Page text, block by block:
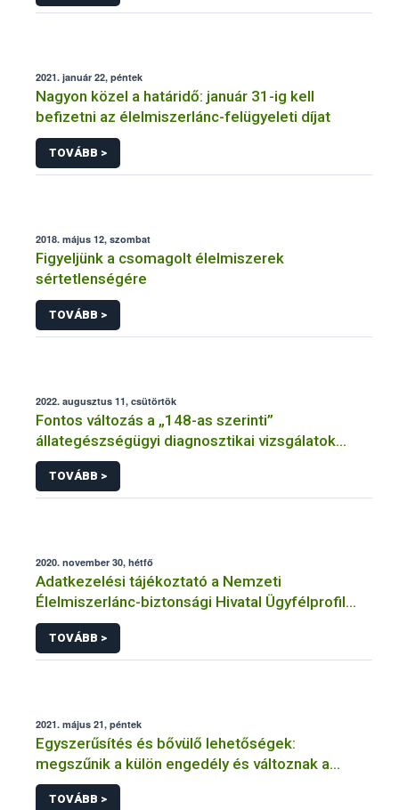
2021. január 22, péntek
Nagyon közel a határidő: január 31-ig kell
befizetni az élelmiszerlánc-felügyeleti díjat
TOVÁBB >
2018. május 12, szombat
Figyeljünk a csomagolt élelmiszerek
sértetlenségére
TOVÁBB >
2022. augusztus 11, csütörtök
Fontos változás a „148-as szerinti”
állategészségügyi diagnosztikai vizsgálatok
adminisztrációjában
TOVÁBB >
2020. november 30, hétfő
Adatkezelési tájékoztató a Nemzeti
Élelmiszerlánc-biztonsági Hivatal Ügyfélprofil
Rendszerben tenyészet és tartási hely
témakörben intézhető közhatalmi eljárásaihoz
kapcsolódó adatkezeléséhez
TOVÁBB >
2021. május 21, péntek
Egyszerűsítés és bővülő lehetőségek:
megszűnik a külön engedély és változnak a
kistermelői szabályok
TOVÁBB >